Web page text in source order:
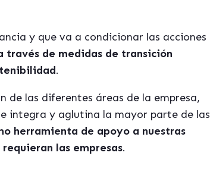
y que va a condicionar las acciones
través de medidas de transición
.
las diferentes áreas de la empresa,
integra y aglutina la mayor parte de las
herramienta de apoyo a nuestras
las empresas.